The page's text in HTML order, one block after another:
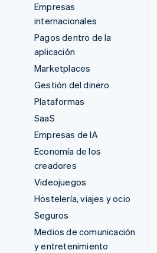
Empresas
internacionales
Pagos dentro de la
aplicación
Marketplaces
Gestión del dinero
Plataformas
SaaS
Empresas de IA
Economía de los
creadores
Videojuegos
Hostelería, viajes y ocio
Seguros
Medios de comunicación
y entretenimiento